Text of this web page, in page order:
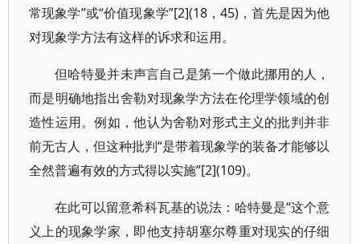
常现象学”或“价值现象学”[2](18，45)，首先是因为他
对现象学方法有这样的诉求和运用。
但哈特曼并未声言自己是第一个做此挪用的人，
而是明确地指出舍勒对现象学方法在伦理学领域的创
造性运用。例如，他认为舍勒对形式主义的批判并非
前无古人，但这种批判“是带着现象学的装备才能够以
全然普遍有效的方式得以实施”[2](109)。
在此可以留意希科瓦基的说法：哈特曼是“这个意
义上的现象学家，即他支持胡塞尔尊重对现实的仔细